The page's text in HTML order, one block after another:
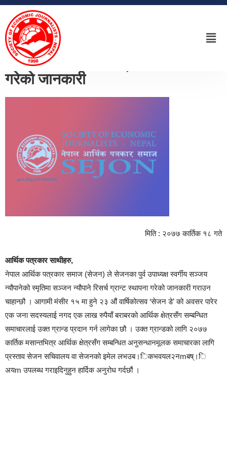
सञ्जन न्यौपाने रिसर्च ग्रान्ट स्थापना
गरेको जानकारी
मिति : २०७७ कार्तिक १८ गते
आर्थिक पत्रकार साथीहरु,
नेपाल आर्थिक पत्रकार समाज (सेजन) ले सेजनका पुर्व उपाध्यक्ष स्वर्गीय सञ्जय
न्यौपानेको स्मृतिमा सञ्जन न्यौपाने रिसर्च ग्रान्ट स्थापना गरेको जानकारी गराउन
चाहान्छौ । आगामी मंसीर १५ मा हुने २३ औं वार्षिकोत्सव ‘सेजन डे’ को अवसर पारेर
एक जना सदस्यलाई नगद एक लाख रुपैयाँ बराबरको आर्थिक क्षेत्रसँग सम्बन्धित
समाचारलाई उक्त ग्रान्ड प्रदान गर्न लागेका छौ । उक्त ग्रान्डको लागि २०७७
कार्तिक मसान्तभित्र आर्थिक क्षेत्रसँग सम्बन्धित अनुसन्धानमूलक समाचारका लागि
प्रस्ताव सेजन सचिवालय वा सेजनको इमेल लभउब।िकभवयल२नmबष्।ि
अयm उपलब्ध गराइदिनुहुन हार्दिक अनुरोध गर्दछौं ।